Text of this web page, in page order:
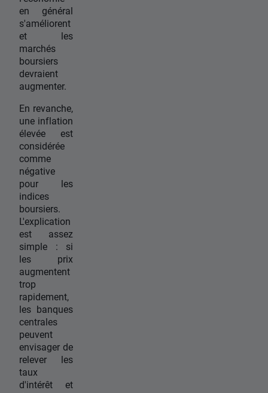
en général
s'améliorent
et les
marchés
boursiers
devraient
augmenter.
En revanche,
une inflation
élevée est
considérée
comme
négative
pour les
indices
boursiers.
L'explication
est assez
simple : si
les prix
augmentent
trop
rapidement,
les banques
centrales
peuvent
envisager de
relever les
taux
d'intérêt et